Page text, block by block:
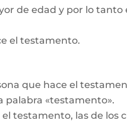
de edad y por lo
el testamento.
que hace el
palabra «testamento».
testamento, las de los